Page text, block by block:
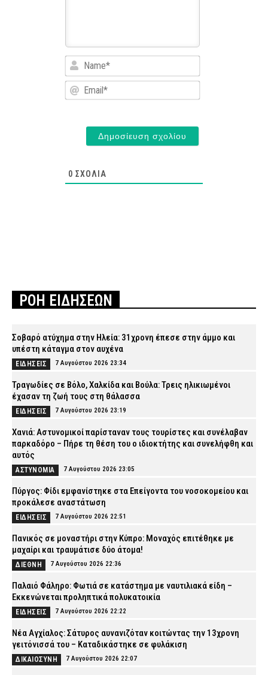
Name*
Email*
0 ΣΧΌΛΙΑ
ΡΟΗ ΕΙΔΗΣΕΩΝ
Σοβαρό ατύχημα στην Ηλεία: 31χρονη έπεσε στην άμμο και
υπέστη κάταγμα στον αυχένα
ΕΙΔΗΣΕΙΣ 7 Αυγούστου 2026 23:34
Τραγωδίες σε Βόλο, Χαλκίδα και Βούλα: Τρεις ηλικιωμένοι
έχασαν τη ζωή τους στη θάλασσα
ΕΙΔΗΣΕΙΣ 7 Αυγούστου 2026 23:19
Χανιά: Αστυνομικοί παρίσταναν τους τουρίστες και συνέλαβαν
παρκαδόρο – Πήρε τη θέση του ο ιδιοκτήτης και συνελήφθη και
αυτός
ΑΣΤΥΝΟΜΙΑ 7 Αυγούστου 2026 23:05
Πύργος: Φίδι εμφανίστηκε στα Επείγοντα του νοσοκομείου και
προκάλεσε αναστάτωση
ΕΙΔΗΣΕΙΣ 7 Αυγούστου 2026 22:51
Πανικός σε μοναστήρι στην Κύπρο: Μοναχός επιτέθηκε με
μαχαίρι και τραυμάτισε δύο άτομα!
ΔΙΕΘΝΗ 7 Αυγούστου 2026 22:36
Παλαιό Φάληρο: Φωτιά σε κατάστημα με ναυτιλιακά είδη –
Εκκενώνεται προληπτικά πολυκατοικία
ΕΙΔΗΣΕΙΣ 7 Αυγούστου 2026 22:22
Νέα Αγχίαλος: Σάτυρος αυνανιζόταν κοιτώντας την 13χρονη
γειτόνισσά του – Καταδικάστηκε σε φυλάκιση
ΔΙΚΑΙΟΣΥΝΗ 7 Αυγούστου 2026 22:07